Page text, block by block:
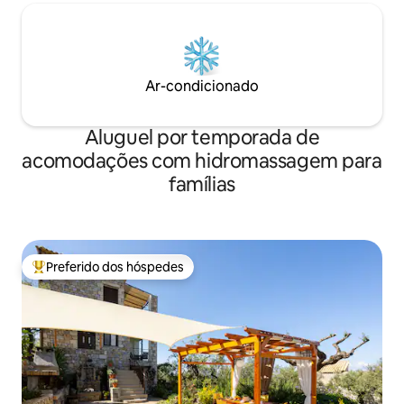
Ar-condicionado
Aluguel por temporada de
acomodações com hidromassagem para
famílias
Entre os melhores preferidos dos hóspedes
Preferido dos hóspedes